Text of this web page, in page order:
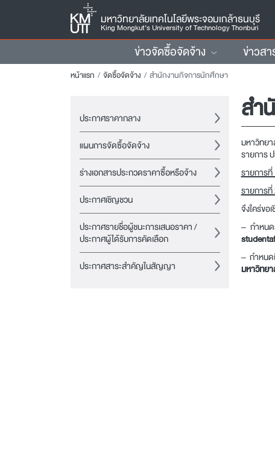
มหาวิทยาลัยเทคโนโลยีพระจอมเกล้าธนบุรี
King Mongkut’s University of Technology Thonburi
ข่าวจัดซื้อจัดจ้าง ข่าวสา
หน้าแรก จัดซื้อจัดจ้าง สำนักงานกิจการนักศึกษา
ประกาศราคากลาง
แผนการจัดซื้อจัดจ้าง
ร่างเอกสารประกวดราคาซื้อหรือจ้าง
ประกาศเชิญชวน
ประกาศรายชื่อผู้ชนะการเสนอราคา /
ประกาศผู้ได้รับการคัดเลือก
ประกาศสาระสำคัญในสัญญา
สำ
มหาวิทย
รายการ
รายการที่
รายการที่
จึงใคร่ขอ
– กำหนด
– กำหนด
มหาวิทยา